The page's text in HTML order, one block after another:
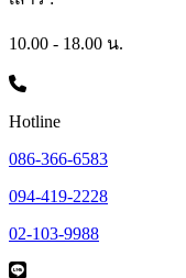
10.00 - 18.00 น.
Hotline
086-366-6583
094-419-2228
02-103-9988